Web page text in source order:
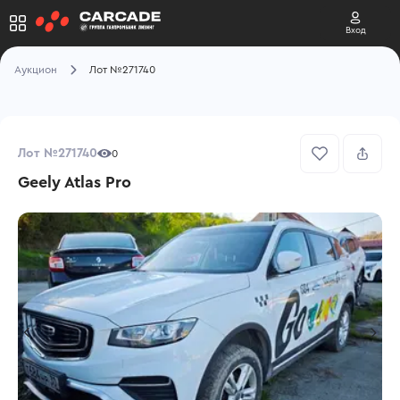
Вход
Аукцион Лот №271740
Лот №271740 0
Geely Atlas Pro